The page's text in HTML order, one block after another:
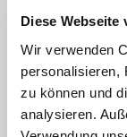
Diese Webseite
Wir verwenden
personalisieren,
zu können und
analysieren.
und
enormes